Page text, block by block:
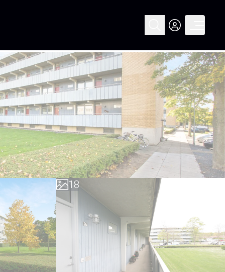
0
1
3
7
8
0
1
2
3
4
5
6
7
8